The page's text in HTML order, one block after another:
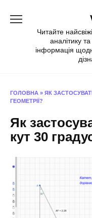
Читайте
аналітику та
інформація
ГОЛОВНА » ЯК
ГЕОМЕТРІЇ?
Як
кут 30